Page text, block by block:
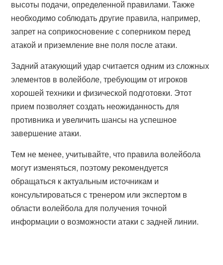
высоты подачи, определенной правилами. Также
необходимо соблюдать другие правила, например,
запрет на соприкосновение с соперником перед
атакой и приземление вне поля после атаки.
Задний атакующий удар считается одним из сложных
элементов в волейболе, требующим от игроков
хорошей техники и физической подготовки. Этот
прием позволяет создать неожиданность для
противника и увеличить шансы на успешное
завершение атаки.
Тем не менее, учитывайте, что правила волейбола
могут изменяться, поэтому рекомендуется
обращаться к актуальным источникам и
консультироваться с тренером или экспертом в
области волейбола для получения точной
информации о возможности атаки с задней линии.